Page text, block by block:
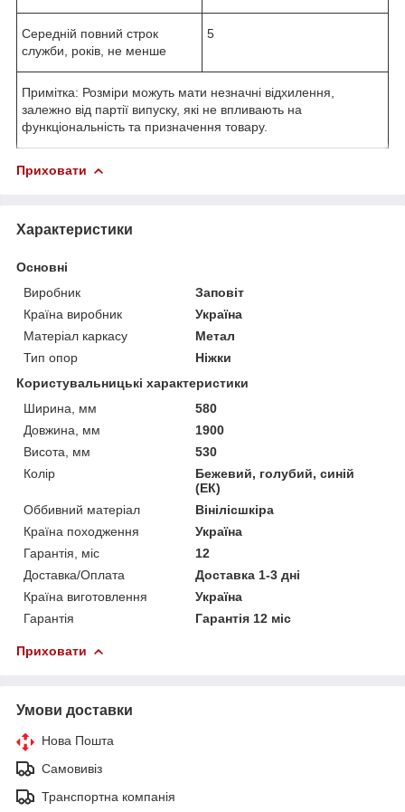
Середній повний строк
служби, років, не менше
5
Примітка: Розміри можуть мати незначні відхилення,
залежно від партії випуску, які не впливають на
функціональність та призначення товару.
Приховати
Характеристики
Основні
Виробник
Заповіт
Країна виробник
Україна
Матеріал каркасу
Метал
Тип опор
Ніжки
Користувальницькі характеристики
Ширина, мм
580
Довжина, мм
1900
Висота, мм
530
Колір
Бежевий, голубий, синій
(ЕК)
Оббивний матеріал
Вінілісшкіра
Країна походження
Україна
Гарантія, міс
12
Доставка/Оплата
Доставка 1-3 дні
Країна виготовлення
Україна
Гарантія
Гарантія 12 міс
Приховати
Умови доставки
Нова Пошта
Самовивіз
Транспортна компанія